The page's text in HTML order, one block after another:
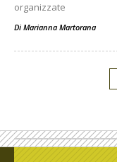
organizzate
Di Marianna Martorana